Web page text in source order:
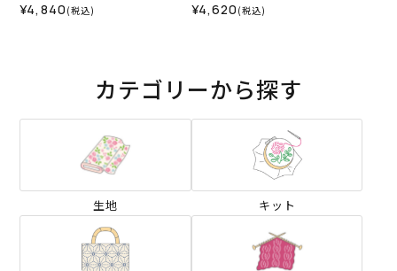
¥4,840 (税込) ¥4,620 (税込)
カテゴリーから探す
生地 キット